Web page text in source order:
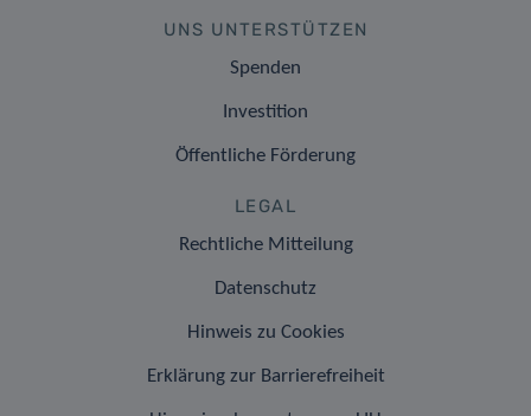
UNS UNTERSTÜTZEN
Spenden
Investition
Öffentliche Förderung
LEGAL
Rechtliche Mitteilung
Datenschutz
Hinweis zu Cookies
Erklärung zur Barrierefreiheit